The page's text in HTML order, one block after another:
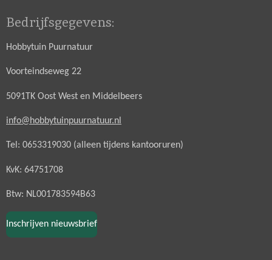
Bedrijfsgegevens:
Hobbytuin Puurnatuur
Voorteindseweg 22
5091TK Oost West en Middelbeers
info@hobbytuinpuurnatuur.nl
Tel: 0653319030 (alleen tijdens kantooruren)
KvK: 64751708
Btw: NL001783594B63
Inschrijven nieuwsbrief